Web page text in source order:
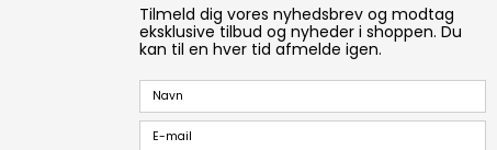
Tilmeld dig vores nyhedsbrev og modtag
eksklusive tilbud og nyheder i shoppen. Du
kan til en hver tid afmelde igen.